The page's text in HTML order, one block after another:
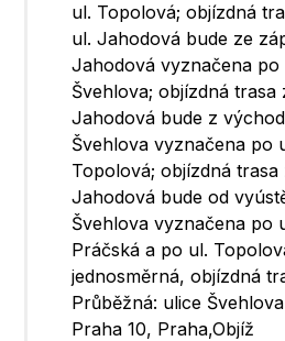
ul. Topolová; objízdná
ul. Jahodová bude ze
Jahodová vyznačena
Švehlova; objízdná
Jahodová bude z
Švehlova vyznačena po
Topolová; objízdná
Jahodová bude od
Švehlova vyznačena po
Práčská a po ul.
jednosměrná, objízdná
Průběžná: ulice
Praha 10, Praha,Objíž